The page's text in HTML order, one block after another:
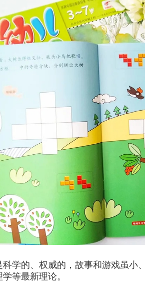
科学的、权威的，故事和游戏虽小
等最新理论。